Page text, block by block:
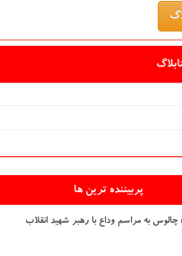
پربیننده ترین ها
چالوس به مراسم وداع با رهبر شهید انقلاب